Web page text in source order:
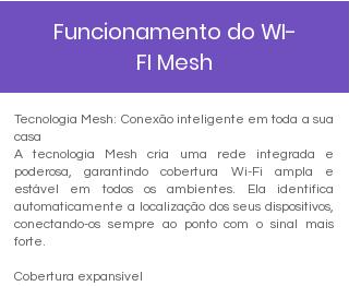
Funcionamento do WI-
FI Mesh
Tecnologia Mesh: Conexão inteligente em toda a sua
casa
A tecnologia Mesh cria uma rede integrada e
poderosa, garantindo cobertura Wi-Fi ampla e
estável em todos os ambientes. Ela identifica
automaticamente a localização dos seus dispositivos,
conectando-os sempre ao ponto com o sinal mais
forte.
Cobertura expansível